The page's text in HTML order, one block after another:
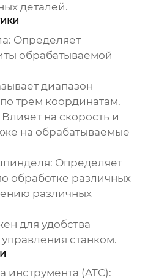
деталей.
Определяет
обрабатываемой
диапазон
трем координатам.
на скорость и
на обрабатываемые
Определяет
обработке различных
различных
для удобства
станком.
инструмента (ATC):